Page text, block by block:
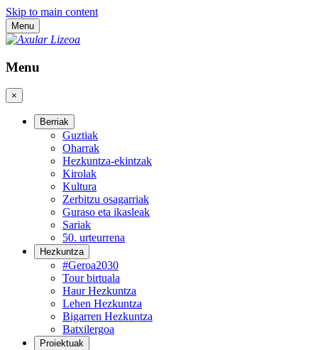
Skip to main content
Menu
Menu
×
Berriak
Guztiak
Oharrak
Hezkuntza-ekintzak
Kirolak
Kultura
Zerbitzu osagarriak
Guraso eta ikasleak
Sariak
50. urteurrena
Hezkuntza
#Geroa2030
Tour birtuala
Haur Hezkuntza
Lehen Hezkuntza
Bigarren Hezkuntza
Batxilergoa
Proiektuak